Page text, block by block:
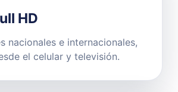
HD
nacionales e internacionales,
el celular y televisión.